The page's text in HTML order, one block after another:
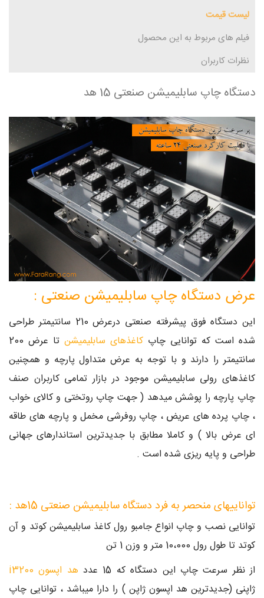
لیست قیمت
فیلم های مربوط به این محصول
نظرات کاربران
دستگاه چاپ سابلیمیشن صنعتی 15 هد
عرض دستگاه چاپ سابلیمیشن صنعتی :
این دستگاه فوق پیشرفته صنعتی درعرض 210 سانتیمتر طراحی
شده است که توانایی چاپ کاغذهای سابلیمیشن
تا عرض 200
سانتیمتر را دارند و با توجه به عرض متداول پارچه و همچنین
کاغذهای رولی سابلیمیشن موجود در بازار تمامی کاربران صنف
چاپ پارچه را پوشش میدهد ( جهت چاپ روتختی و کالای خواب
، چاپ پرده های عریض ، چاپ روفرشی مخمل و پارچه های طاقه
ای عرض بالا ) و کاملا مطابق با جدیدترین استاندارهای جهانی
طراحی و پایه ریزی شده است .
تواناییهای منحصر به فرد دستگاه سابلیمیشن صنعتی 15هد :
توانایی نصب و چاپ انواع جامبو رول کاغذ سابلیمیشن کوتد و آن
کوتد تا طول رول 10،000 متر و وزن 1 تن
از نظر سرعت چاپ این دستگاه که 15 عدد
هد اپسون i3200
ژاپنی (جدیدترین هد اپسون ژاپن ) را دارا میباشد ، توانایی چاپ